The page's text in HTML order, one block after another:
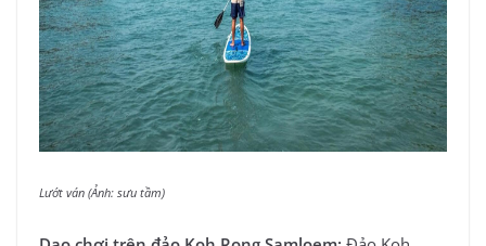
Lướt ván (Ảnh: sưu tầm)